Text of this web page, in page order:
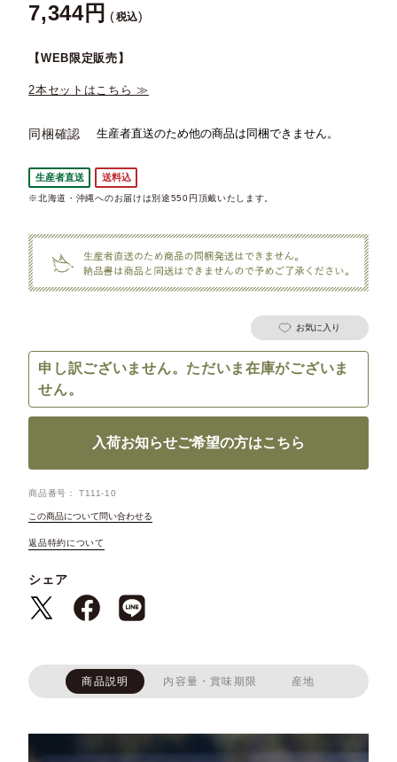
7,344 税込
【WEB限定販売】
2本セットはこちら ≫
同梱確認
生産者直送 送料込
※北海道・沖縄へのお届けは別途550円頂戴いたします。
お気に入り
申し訳ございません。ただいま在庫がございま
せん。
入荷お知らせご希望の方はこちら
商品番号 T111-10
この商品について問い合わせる
返品特約について
シェア
商品説明 内容量・賞味期限 産地